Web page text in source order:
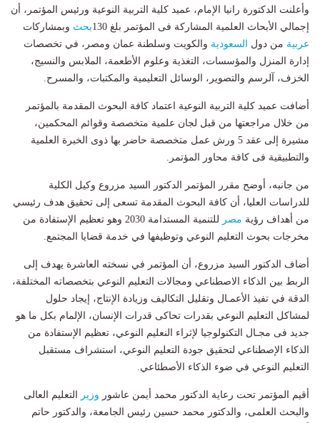
وأعلنت الدكتورة رانيا الإمام، عميد كلية التربية النوعية ورئيس المؤتمر، أن
إجمالي الأبحاث العلمية المشاركة فى المؤتمر بلغ 130
بحث وبمشاركات
عربية من دول السعودية والكويت وسلطنة عمان ومصر، في تخصصات
إدارة المنزل والمؤسسات، التغذية وعلوم الأطعمة، الملابس والنسيج،
الخزف، آلرسم والتصوير، الوسائل التعليمية والمكتبات، والمسرح.
أضافت عميد كلية التربية النوعية اعتماد كافة البحوث المقدمة بالمؤتمر
من خلال مراجعتها من قبل لجان علمية متخصصة وقوائم المحكمين،
مشيرة إلى عقد 5 ورش عمل متخصصة حاضر بها ذوى الخبرة العلمية
والتطبيقية فى كافة محاور المؤتمر.
من جانبه، أوضح مقرر المؤتمر الدكتور السيد مزروع وكيل الكلية
للدراسات العليا، أن كافة البحوث المقدمة تسعى إلى تحقيق هدف رئيسي
من أهداف رؤية مصر
للتنمية المستدامة 2030 وهو تعظيم الإستفادة من
مخرجات بحوث التعليم النوعي وتوظيفها في خدمة قضايا المجتمع.
أضاف الدكتور السيد مزروع، أن المؤتمر في نسخته العاشرة يهدف إلى
الربط بين الذكاء الاصطناعي ومجالات التعليم النوعي بتخصصاته المختلفة،
الدقة في تفيذ الأعمـال وتقليل التكاليف وزيادة الإنتاج، إيجاد حلول
لمشاكل التعليم النوعي بقدرات تحاكى قدرات الإنسان، الإلمام بكل ما هو
جديد فى مجـال التكنولوجيا لإثراء النعليم النوعي، تعظيم الإستفادة من
الذكاء الإصطناعي لتحقيق جودة التعليم النوعي، استشراف مستقبل
التعليم النوعي في ضوء الذكاء الأصطئاعي.
أقيم المؤتمر تحت رعاية الدكتور محمد أيمن عاشور وزير
التعليم العالى
والبحث العلمى، والدكتور محمد حسين رئيس الجامعة، والدكتور حاتم